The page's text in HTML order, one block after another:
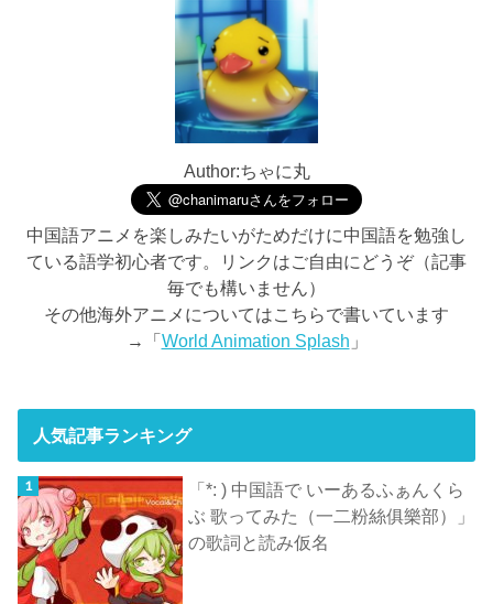
Author:ちゃに丸
中国語アニメを楽しみたいがためだけに中国語を勉強し
ている語学初心者です。リンクはご自由にどうぞ（記事
毎でも構いません）
その他海外アニメについてはこちらで書いています
→「 World Animation Splash 」
人気記事ランキング
「*: ) 中国語で いーあるふぁんくら
ぶ 歌ってみた（一二粉絲俱樂部）」
の歌詞と読み仮名